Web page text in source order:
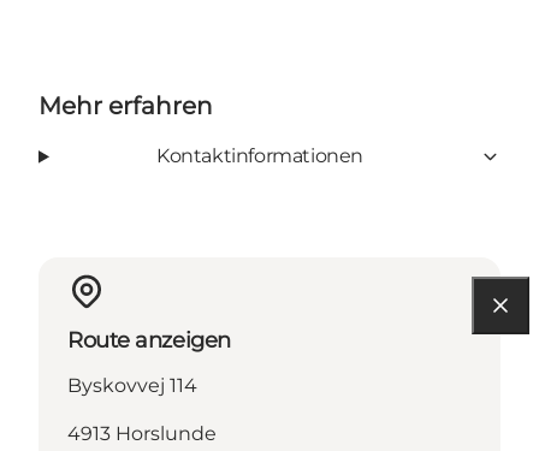
Mehr erfahren
Kontaktinformationen
Route anzeigen
Byskovvej 114
4913 Horslunde